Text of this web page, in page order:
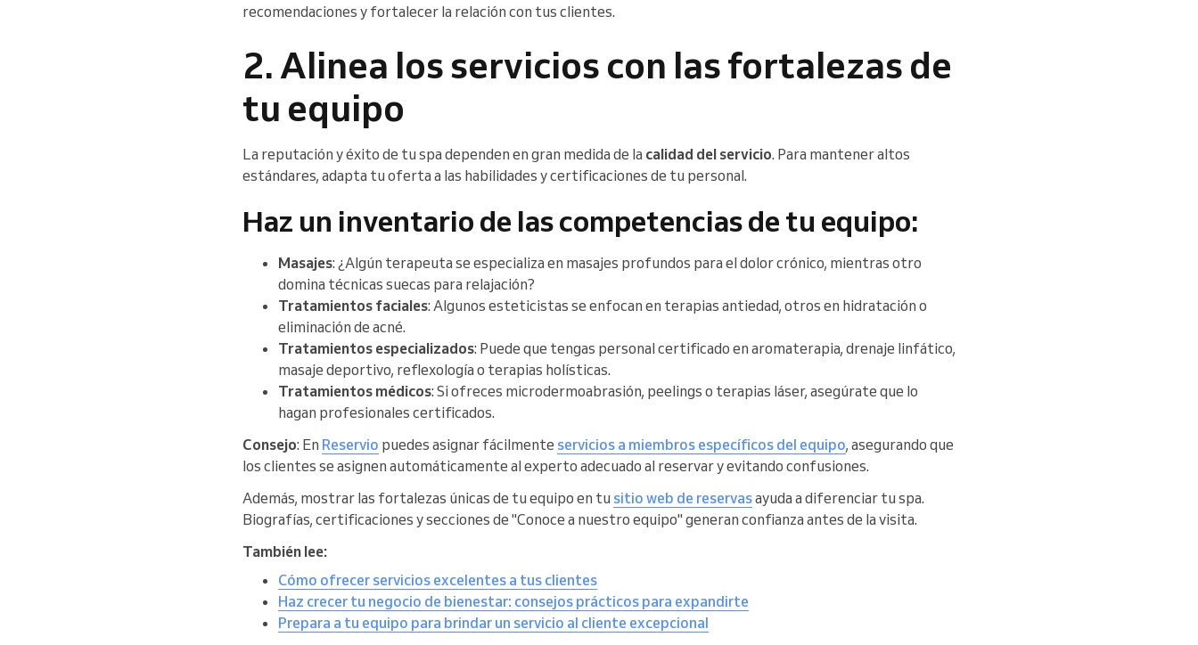
recomendaciones y fortalecer la relación con tus clientes.
2. Alinea los servicios con las fortalezas de
tu equipo
La reputación y éxito de tu spa dependen en gran medida de la calidad del servicio. Para mantener altos
estándares, adapta tu oferta a las habilidades y certificaciones de tu personal.
Haz un inventario de las competencias de tu equipo:
Masajes: ¿Algún terapeuta se especializa en masajes profundos para el dolor crónico, mientras otro
domina técnicas suecas para relajación?
Tratamientos faciales: Algunos esteticistas se enfocan en terapias antiedad, otros en hidratación o
eliminación de acné.
Tratamientos especializados: Puede que tengas personal certificado en aromaterapia, drenaje linfático,
masaje deportivo, reflexología o terapias holísticas.
Tratamientos médicos: Si ofreces microdermoabrasión, peelings o terapias láser, asegúrate que lo
hagan profesionales certificados.
Consejo: En Reservio puedes asignar fácilmente servicios a miembros específicos del equipo, asegurando que
los clientes se asignen automáticamente al experto adecuado al reservar y evitando confusiones.
Además, mostrar las fortalezas únicas de tu equipo en tu sitio web de reservasayuda a diferenciar tu spa.
Biografías, certificaciones y secciones de "Conoce a nuestro equipo" generan confianza antes de la visita.
También lee:
Cómo ofrecer servicios excelentes a tus clientes
Haz crecer tu negocio de bienestar: consejos prácticos para expandirte
Prepara a tu equipo para brindar un servicio al cliente excepcional